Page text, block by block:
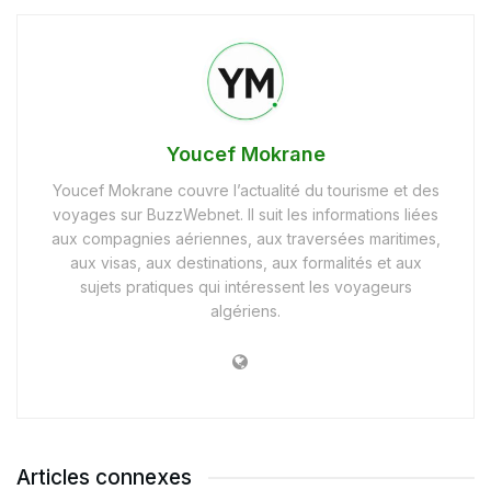
Youcef Mokrane
Youcef Mokrane couvre l’actualité du tourisme et des
voyages sur BuzzWebnet. Il suit les informations liées
aux compagnies aériennes, aux traversées maritimes,
aux visas, aux destinations, aux formalités et aux
sujets pratiques qui intéressent les voyageurs
algériens.
Articles connexes